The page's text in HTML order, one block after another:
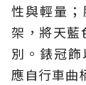
性與輕量
架，將天藍
別。錶冠
應自行車曲